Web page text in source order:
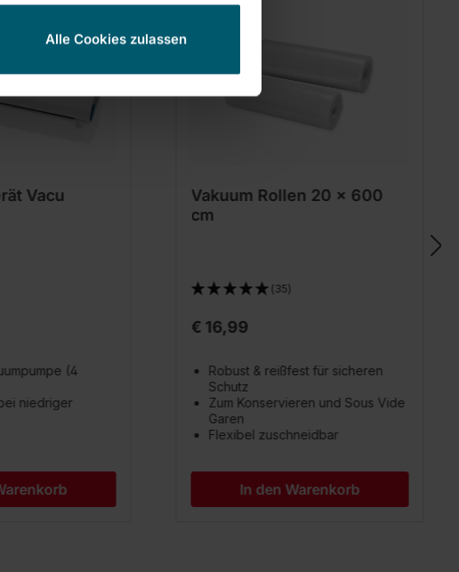
Alle Cookies zulassen
Vacu
(4
niedriger
Vakuum Rollen 20 x 600
cm
(35)
€ 16,99
Robust & reißfest für sicheren
Schutz
Zum Konservieren und Sous Vide
Garen
Flexibel zuschneidbar
In den Warenkorb